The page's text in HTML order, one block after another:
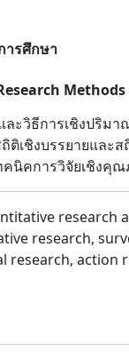
ารศึกษา
Methods
วิธีการเชิงปริมา
ติเชิงบรรยายแล
นิคการวิจัยเชิง
research,